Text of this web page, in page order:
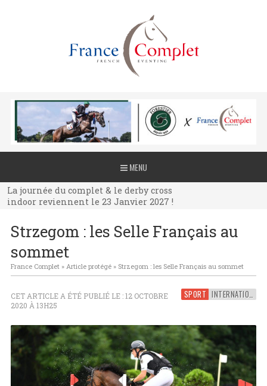
MENU
La journée du complet & le derby cross
indoor reviennent le 23 Janvier 2027 !
La journée du complet & le derby cross
indoor reviennent le 23 Janvier 2027 !
indoor reviennent le 23 Janvier 2027 !
Strzegom : les Selle Français au
sommet
France Complet» Article protégé» Strzegom : les Selle Français au sommet
SPORT INTERNATIONAL
CET ARTICLE A ÉTÉ PUBLIÉ LE : 12 OCTOBRE
2020 À 13H25